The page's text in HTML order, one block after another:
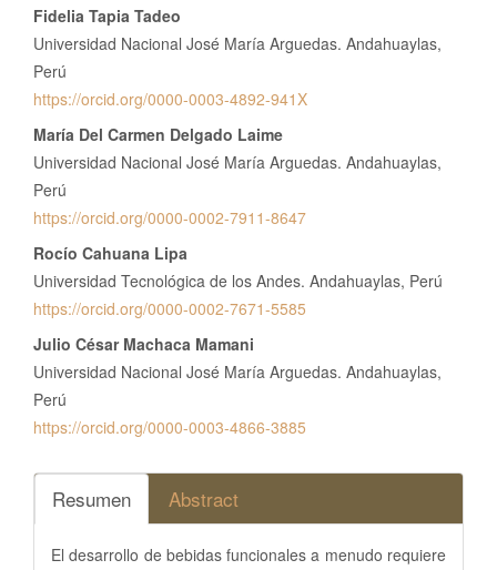
Fidelia Tapia Tadeo
Universidad Nacional José María Arguedas. Andahuaylas,
Perú
https://orcid.org/0000-0003-4892-941X
María Del Carmen Delgado Laime
Universidad Nacional José María Arguedas. Andahuaylas,
Perú
https://orcid.org/0000-0002-7911-8647
Rocío Cahuana Lipa
Universidad Tecnológica de los Andes. Andahuaylas, Perú
https://orcid.org/0000-0002-7671-5585
Julio César Machaca Mamani
Universidad Nacional José María Arguedas. Andahuaylas,
Perú
https://orcid.org/0000-0003-4866-3885
Resumen Abstract
El desarrollo de bebidas funcionales a menudo requiere